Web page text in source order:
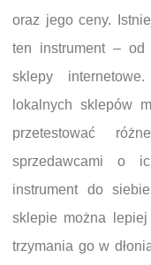
oraz jego ceny.
ten instrument – od
sklepy
lokalnych sklepów
przetestować
sprzedawcami o
instrument do
sklepie można
trzymania go w